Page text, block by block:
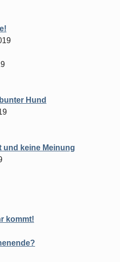
Hund
und keine Meinung
kommt!